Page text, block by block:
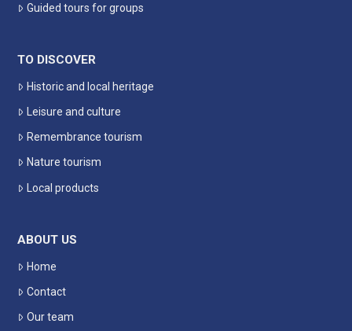
Guided tours for groups
TO DISCOVER
Historic and local heritage
Leisure and culture
Remembrance tourism
Nature tourism
Local products
ABOUT US
Home
Contact
Our team